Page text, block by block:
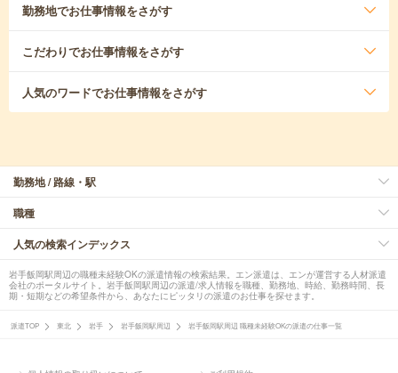
勤務地でお仕事情報をさがす
こだわりでお仕事情報をさがす
人気のワードでお仕事情報をさがす
勤務地 / 路線・駅
職種
人気の検索インデックス
岩手飯岡駅周辺の職種未経験OKの派遣情報の検索結果。エン派遣は、エンが運営する人材派遣
会社のポータルサイト。岩手飯岡駅周辺の派遣/求人情報を職種、勤務地、時給、勤務時間、長
期・短期などの希望条件から、あなたにピッタリの派遣のお仕事を探せます。
派遣TOP 東北 岩手 岩手飯岡駅周辺 岩手飯岡駅周辺 職種未経験OKの派遣の仕事一覧